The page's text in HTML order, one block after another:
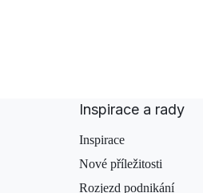
Inspirace a rady
Inspirace
Nové příležitosti
Rozjezd podnikání